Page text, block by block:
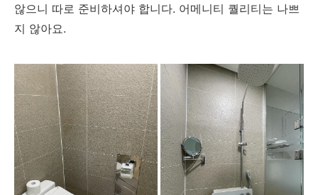
않으니 따로 준비하셔야 합니다. 어메니티 퀄리티는 나쁘
지 않아요.